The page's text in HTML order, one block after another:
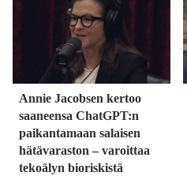
Annie Jacobsen kertoo
saaneensa ChatGPT:n
paikantamaan salaisen
hätävaraston – varoittaa
tekoälyn bioriskistä